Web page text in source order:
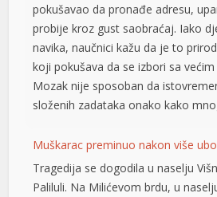
pokušavao da pronađe adresu,
probije kroz gust saobraćaj. Iako
navika, naučnici kažu da je to
koji pokušava da se izbori sa
Mozak nije sposoban da
složenih zadataka onako kako
Muškarac preminuo nakon više
Tragedija se dogodila u naselju
Paliluli. Na Milićevom brdu, u